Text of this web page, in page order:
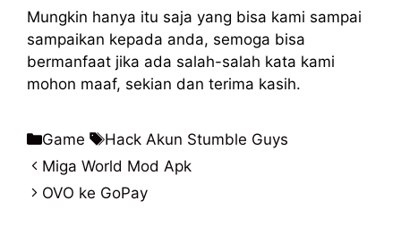
Mungkin hanya itu saja yang bisa kami sampai
sampaikan kepada anda, semoga bisa
bermanfaat jika ada salah-salah kata kami
mohon maaf, sekian dan terima kasih.
Kategori
Game Tag
Hack Akun Stumble Guys
Miga World Mod Apk
OVO ke GoPay